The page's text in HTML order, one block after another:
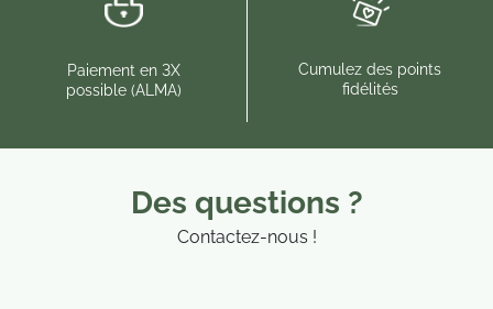
Paiement en 3X
possible (ALMA)
Cumulez des points
fidélités
Des questions ?
Contactez-nous !